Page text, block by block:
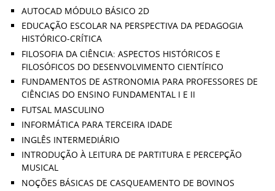
AUTOCAD MÓDULO BÁSICO 2D
EDUCAÇÃO ESCOLAR NA PERSPECTIVA DA PEDAGOGIA
HISTÓRICO-CRÍTICA
FILOSOFIA DA CIÊNCIA: ASPECTOS HISTÓRICOS E
FILOSÓFICOS DO DESENVOLVIMENTO CIENTÍFICO
FUNDAMENTOS DE ASTRONOMIA PARA PROFESSORES DE
CIÊNCIAS DO ENSINO FUNDAMENTAL I E II
FUTSAL MASCULINO
INFORMÁTICA PARA TERCEIRA IDADE
INGLÊS INTERMEDIÁRIO
INTRODUÇÃO À LEITURA DE PARTITURA E PERCEPÇÃO
MUSICAL
NOÇÕES BÁSICAS DE CASQUEAMENTO DE BOVINOS